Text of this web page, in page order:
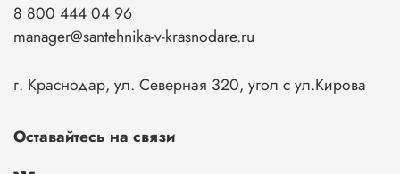
8 800 444 04 96
manager@santehnika-v-krasnodare.ru
г. Краснодар, ул. Северная 320, угол с ул.Кирова
Оставайтесь на связи